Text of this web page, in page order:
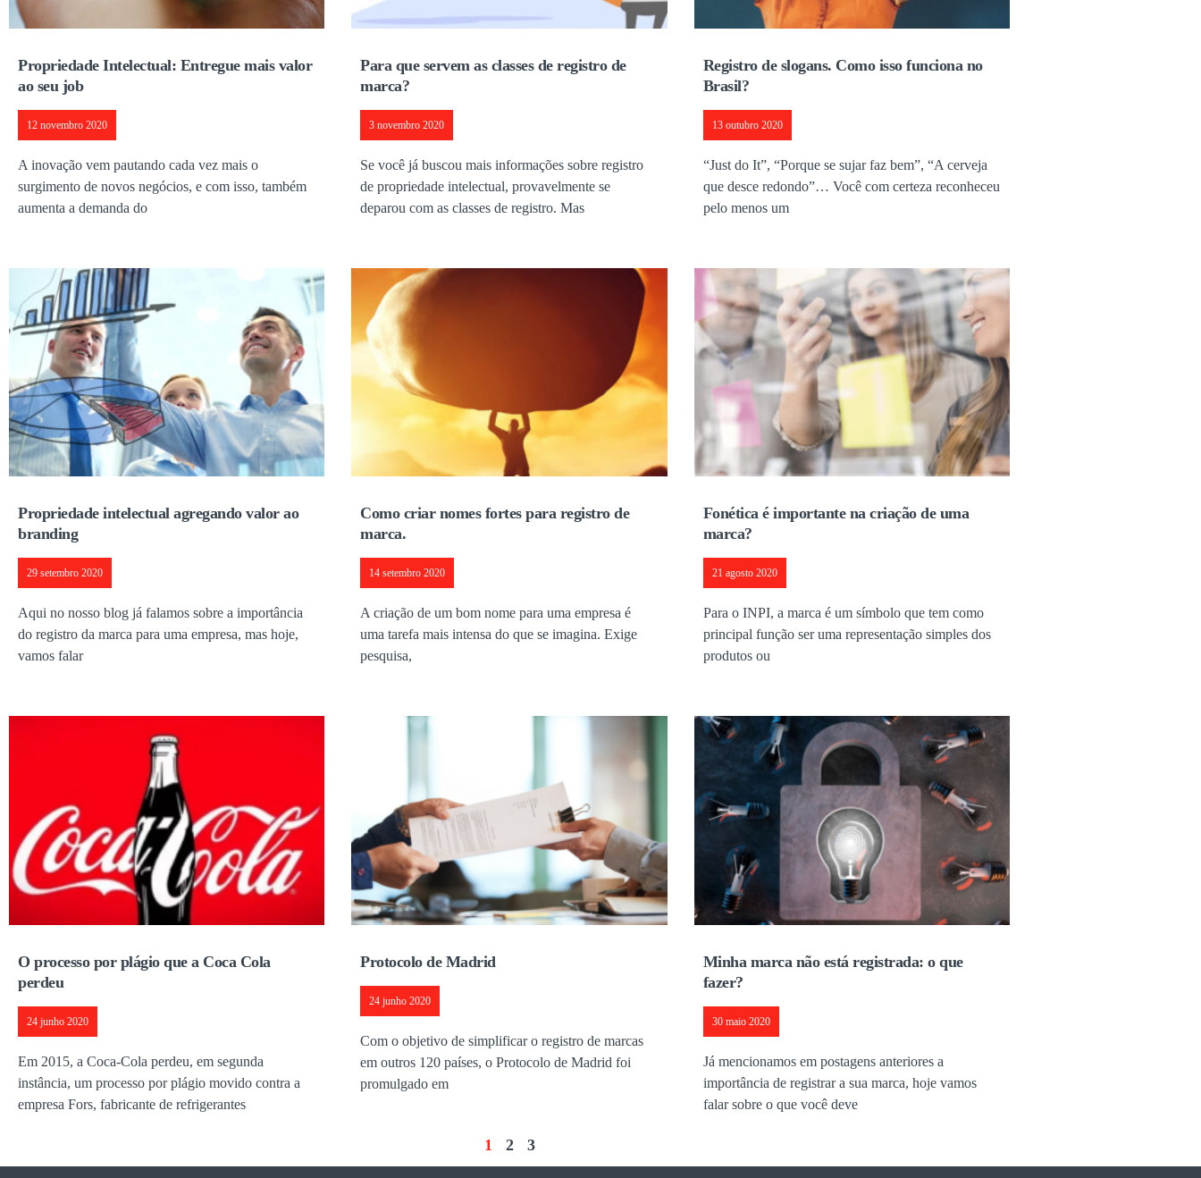
Propriedade Intelectual: Entregue mais valor
ao seu job
12 novembro 2020
A inovação vem pautando cada vez mais o
surgimento de novos negócios, e com isso, também
aumenta a demanda do
Para que servem as classes de registro de
marca?
3 novembro 2020
Se você já buscou mais informações sobre registro
de propriedade intelectual, provavelmente se
deparou com as classes de registro. Mas
Registro de slogans. Como isso funciona no
Brasil?
13 outubro 2020
“Just do It”, “Porque se sujar faz bem”, “A cerveja
que desce redondo”… Você com certeza reconheceu
pelo menos um
Propriedade intelectual agregando valor ao
branding
29 setembro 2020
Aqui no nosso blog já falamos sobre a importância
do registro da marca para uma empresa, mas hoje,
vamos falar
Como criar nomes fortes para registro de
marca.
14 setembro 2020
A criação de um bom nome para uma empresa é
uma tarefa mais intensa do que se imagina. Exige
pesquisa,
Fonética é importante na criação de uma
marca?
21 agosto 2020
Para o INPI, a marca é um símbolo que tem como
principal função ser uma representação simples dos
produtos ou
O processo por plágio que a Coca Cola
perdeu
24 junho 2020
Em 2015, a Coca-Cola perdeu, em segunda
instância, um processo por plágio movido contra a
empresa Fors, fabricante de refrigerantes
Protocolo de Madrid
24 junho 2020
Com o objetivo de simplificar o registro de marcas
em outros 120 países, o Protocolo de Madrid foi
promulgado em
Minha marca não está registrada: o que
fazer?
30 maio 2020
Já mencionamos em postagens anteriores a
importância de registrar a sua marca, hoje vamos
falar sobre o que você deve
1 2 3